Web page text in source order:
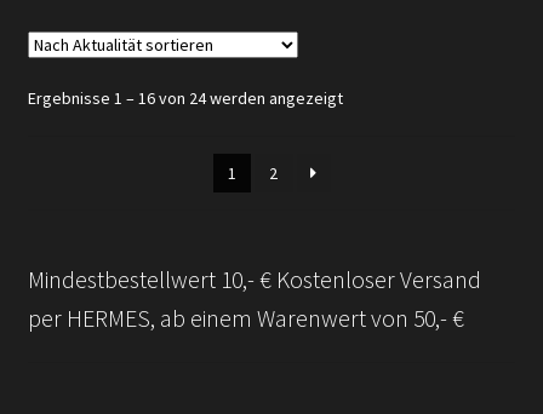
Ergebnisse 1 – 16 von 24 werden angezeigtNach
1
2
Mindestbestellwert 10,- € Kostenloser Versand
per HERMES, ab einem Warenwert von 50,- €